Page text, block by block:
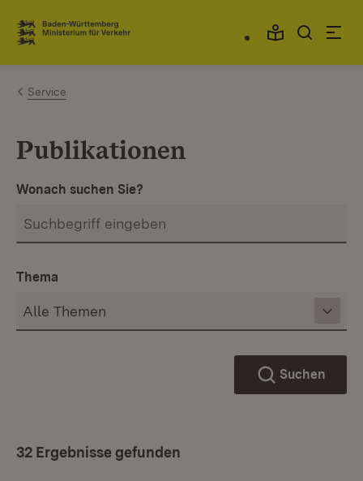
Zum Inhalt springen
Link zur Startseite
Service
Publikationen
Wonach suchen Sie?
Thema
Suchen
32 Ergebnisse gefunden